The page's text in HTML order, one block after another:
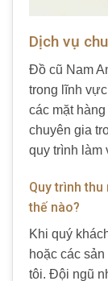
Dịch vụ
Đồ cũ Nam
trong lĩnh
các mặt
chuyên gia
quy trình làm
Quy trình
thế nào?
Khi quý
hoặc các
tôi. Đội ngũ